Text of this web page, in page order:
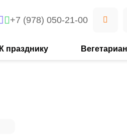
+7 (978) 050-21-00
К празднику